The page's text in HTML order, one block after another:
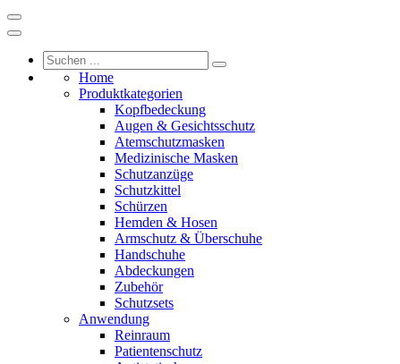
Home
Produktkategorien
Kopfbedeckung
Augen & Gesichtsschutz
Atemschutzmasken
Medizinische Masken
Schutzanzüge
Schutzkittel
Schürzen
Hemden & Hosen
Armschutz & Überschuhe
Handschuhe
Abdeckungen
Zubehör
Schutzsets
Anwendung
Reinraum
Patientenschutz